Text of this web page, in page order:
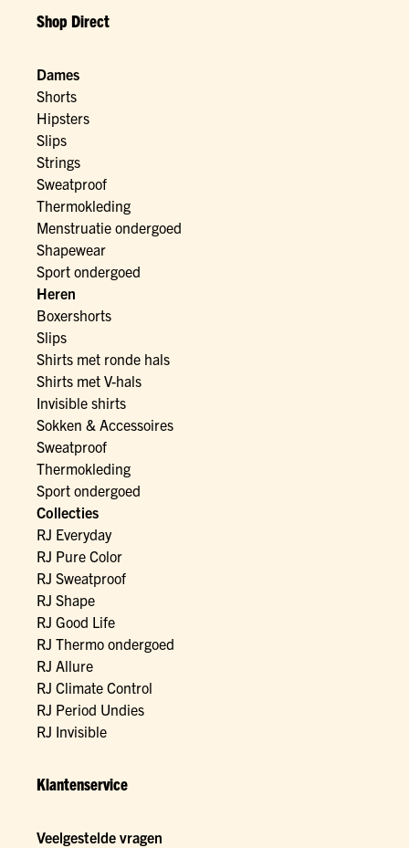
Shop Direct
Dames
Shorts
Hipsters
Slips
Strings
Sweatproof
Thermokleding
Menstruatie ondergoed
Shapewear
Sport ondergoed
Heren
Boxershorts
Slips
Shirts met ronde hals
Shirts met V-hals
Invisible shirts
Sokken & Accessoires
Sweatproof
Thermokleding
Sport ondergoed
Collecties
RJ Everyday
RJ Pure Color
RJ Sweatproof
RJ Shape
RJ Good Life
RJ Thermo ondergoed
RJ Allure
RJ Climate Control
RJ Period Undies
RJ Invisible
Klantenservice
Veelgestelde vragen